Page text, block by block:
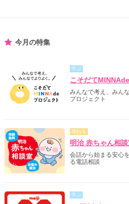
今月の特集
学ぶ
こそだて
みんなで考え、みん
プロジェクト
尋ねる
明治 赤ちゃん相
会話から始まる安心
る電話相談
学ぶ